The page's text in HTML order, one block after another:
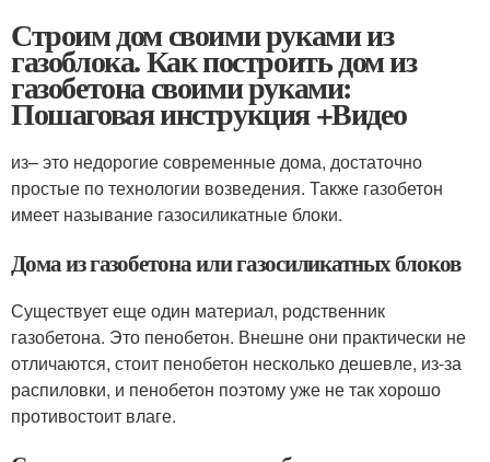
Строим дом своими руками из
газоблока. Как построить дом из
газобетона своими руками:
Пошаговая инструкция +Видео
из– это недорогие современные дома, достаточно
простые по технологии возведения. Также газобетон
имеет называние газосиликатные блоки.
Дома из газобетона или газосиликатных блоков
Существует еще один материал, родственник
газобетона. Это пенобетон. Внешне они практически не
отличаются, стоит пенобетон несколько дешевле, из-за
распиловки, и пенобетон поэтому уже не так хорошо
противостоит влаге.